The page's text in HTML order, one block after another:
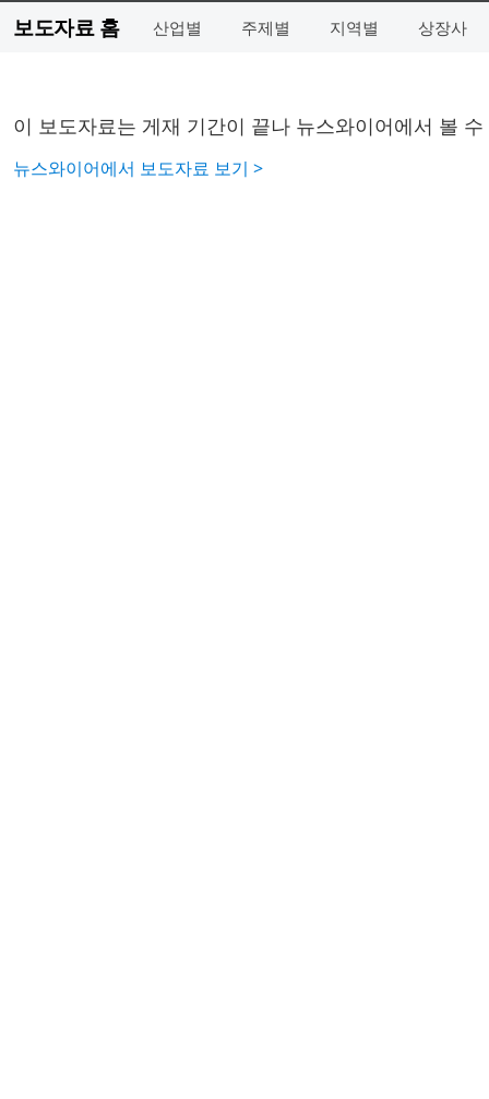
보도자료 홈 산업별 주제별 지역별 상장사
이 보도자료는 게재 기간이 끝나 뉴스와이어에서 볼
뉴스와이어에서 보도자료 보기 >